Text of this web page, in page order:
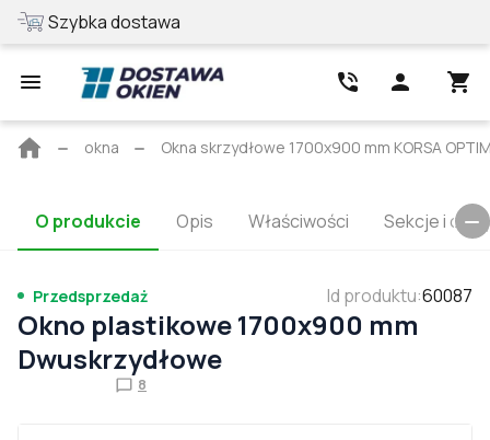
Szybka dostawa
Strona
okna Okna skrzydłowe 1700x900 mm KORSA
O produkcie Opis Właściwości Sekcje i
Przedsprzedaż Id produktu:60087
Okno plastikowe 1700x900 mm
Dwuskrzydłowe
8